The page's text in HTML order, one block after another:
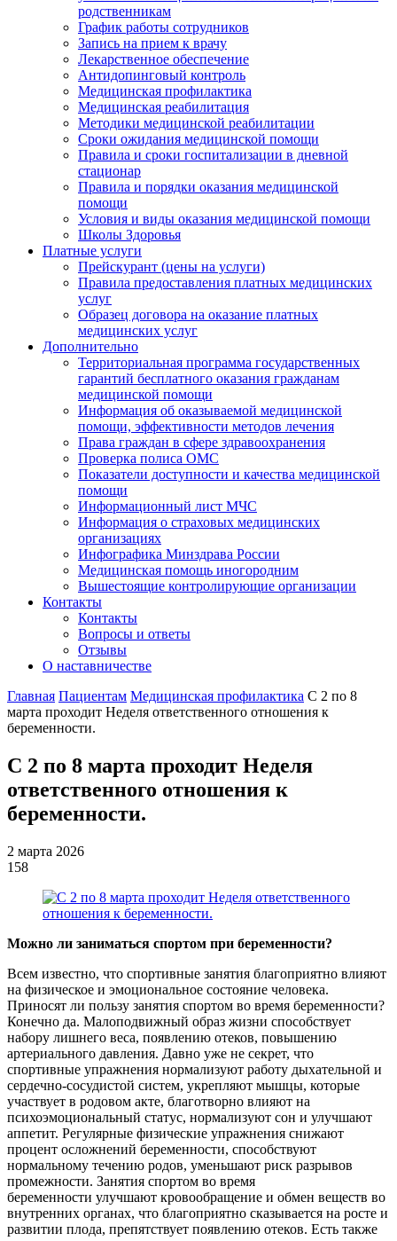
родственникам
График работы сотрудников
Запись на прием к врачу
Лекарственное обеспечение
Антидопинговый контроль
Медицинская профилактика
Медицинская реабилитация
Методики медицинской реабилитации
Сроки ожидания медицинской помощи
Правила и сроки госпитализации в дневной
стационар
Правила и порядки оказания медицинской
помощи
Условия и виды оказания медицинской помощи
Школы Здоровья
Платные услуги
Прейскурант (цены на услуги)
Правила предоставления платных медицинских
услуг
Образец договора на оказание платных
медицинских услуг
Дополнительно
Территориальная программа государственных
гарантий бесплатного оказания гражданам
медицинской помощи
Информация об оказываемой медицинской
помощи, эффективности методов лечения
Права граждан в сфере здравоохранения
Проверка полиса ОМС
Показатели доступности и качества медицинской
помощи
Информационный лист МЧС
Информация о страховых медицинских
организациях
Инфографика Минздрава России
Медицинская помощь иногородним
Вышестоящие контролирующие организации
Контакты
Контакты
Вопросы и ответы
Отзывы
О наставничестве
Главная Пациентам Медицинская профилактика С 2 по 8
марта проходит Неделя ответственного отношения к
беременности.
С 2 по 8 марта проходит Неделя
ответственного отношения к
беременности.
2 марта 2026
158
Можно ли заниматься спортом при беременности?
Всем известно, что спортивные занятия благоприятно влияют
на физическое и эмоциональное состояние человека.
Приносят ли пользу занятия спортом во время беременности?
Конечно да. Малоподвижный образ жизни способствует
набору лишнего веса, появлению отеков, повышению
артериального давления. Давно уже не секрет, что
спортивные упражнения нормализуют работу дыхательной и
сердечно-сосудистой систем, укрепляют мышцы, которые
участвует в родовом акте, благотворно влияют на
психоэмоциональный статус, нормализуют сон и улучшают
аппетит. Регулярные физические упражнения снижают
процент осложнений беременности, способствуют
нормальному течению родов, уменьшают риск разрывов
промежности. Занятия спортом во время
беременности улучшают кровообращение и обмен веществ во
внутренних органах, что благоприятно сказывается на росте и
развитии плода, препятствует появлению отеков. Есть также